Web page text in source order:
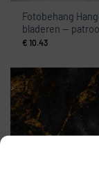
Fotobehang
bladeren —
€ 10.43